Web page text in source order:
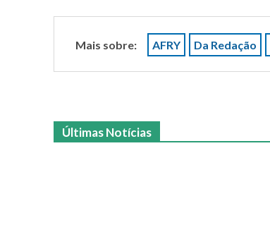
Mais sobre: AFRY Da Redação
Últimas Notícias